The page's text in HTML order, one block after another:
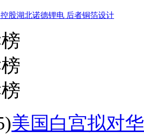
股湖北诺德锂电 后者铜箔设计
美国白宫拟对